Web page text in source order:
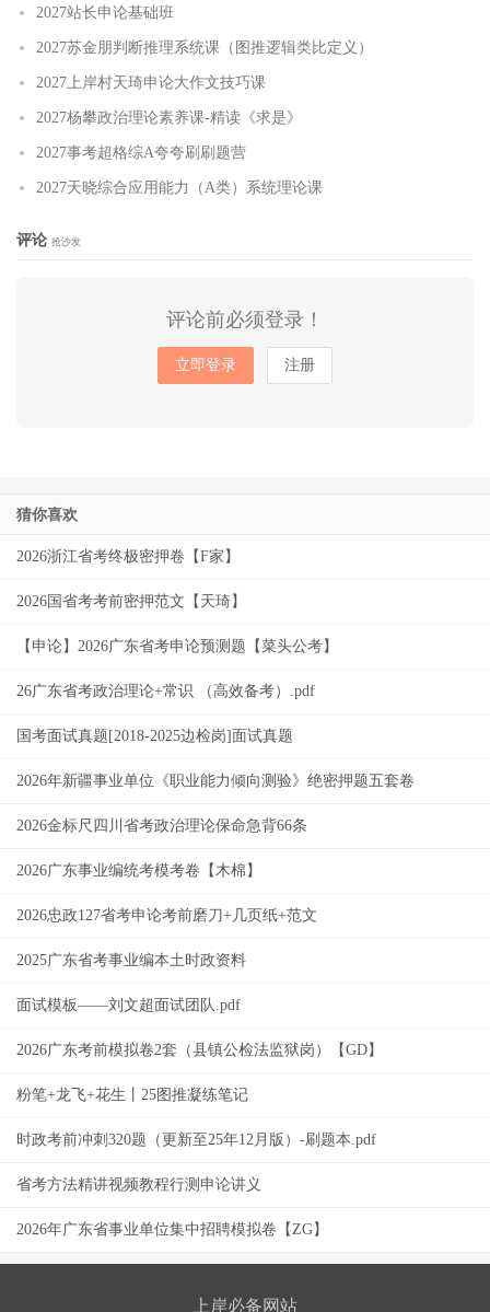
2027站长申论基础班
2027苏金朋判断推理系统课（图推逻辑类比定义）
2027上岸村天琦申论大作文技巧课
2027杨攀政治理论素养课-精读《求是》
2027事考超格综A夸夸刷刷题营
2027天晓综合应用能力（A类）系统理论课
评论 抢沙发
评论前必须登录！
立即登录 注册
猜你喜欢
2026浙江省考终极密押卷【F家】
2026国省考考前密押范文【天琦】
【申论】2026广东省考申论预测题【菜头公考】
26广东省考政治理论+常识 （高效备考）.pdf
国考面试真题[2018-2025边检岗]面试真题
2026年新疆事业单位《职业能力倾向测验》绝密押题五套卷
2026金标尺四川省考政治理论保命急背66条
2026广东事业编统考模考卷【木棉】
2026忠政127省考申论考前磨刀+几页纸+范文
2025广东省考事业编本土时政资料
面试模板——刘文超面试团队.pdf
2026广东考前模拟卷2套（县镇公检法监狱岗）【GD】
粉笔+龙飞+花生丨25图推凝练笔记
时政考前冲刺320题（更新至25年12月版）-刷题本.pdf
省考方法精讲视频教程行测申论讲义
2026年广东省事业单位集中招聘模拟卷【ZG】
上岸必备网站